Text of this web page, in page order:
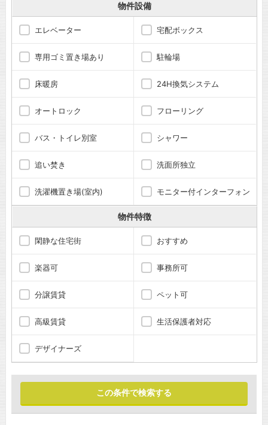
物件設備
エレベーター 宅配ボックス
専用ゴミ置き場あり 駐輪場
床暖房 24H換気システム
オートロック フローリング
バス・トイレ別室 シャワー
追い焚き 洗面所独立
洗濯機置き場(室内) モニター付インターフォン
物件特徴
閑静な住宅街 おすすめ
楽器可 事務所可
分譲賃貸 ペット可
高級賃貸 生活保護者対応
デザイナーズ